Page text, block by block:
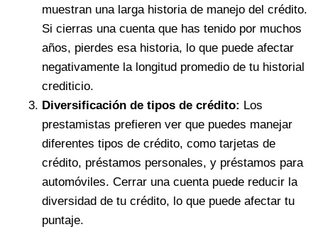
muestran una larga historia de manejo del crédito.
Si cierras una cuenta que has tenido por muchos
años, pierdes esa historia, lo que puede afectar
negativamente la longitud promedio de tu historial
crediticio.
Diversificación de tipos de crédito: Los
prestamistas prefieren ver que puedes manejar
diferentes tipos de crédito, como tarjetas de
crédito, préstamos personales, y préstamos para
automóviles. Cerrar una cuenta puede reducir la
diversidad de tu crédito, lo que puede afectar tu
puntaje.